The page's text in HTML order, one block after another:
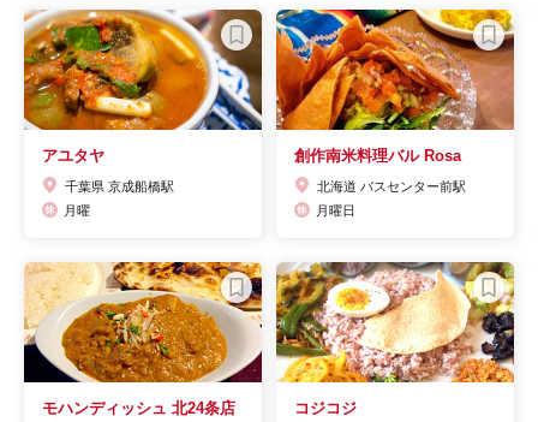
アユタヤ
千葉県 京成船橋駅
月曜
創作南米料理バル Rosa
北海道 バスセンター前駅
月曜日
モハンディッシュ 北24条店 コジコジ